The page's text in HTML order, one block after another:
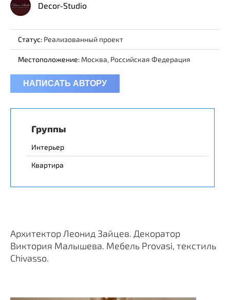
Decor-Studio
Статус: Реализованный проект
Местоположение: Москва, Российская Федерация
НАПИСАТЬ АВТОРУ
Группы
Интерьер
Квартира
Архитектор Леонид Зайцев. Декоратор
Виктория Малышева. Мебель Provasi, текстиль
Chivasso.